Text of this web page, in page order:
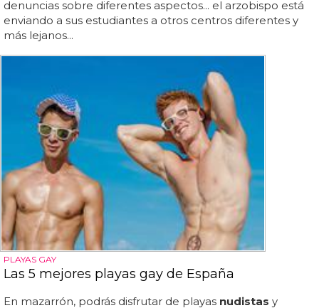
denuncias sobre diferentes aspectos... el arzobispo está
enviando a sus estudiantes a otros centros diferentes y
más lejanos...
PLAYAS GAY
Las 5 mejores playas gay de España
En mazarrón, podrás disfrutar de playas nudistas y